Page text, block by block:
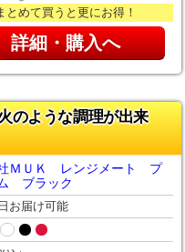
とめて買うと更にお得！
詳細・購入へ
のような調理が出来
ＭＵＫ レンジメート プ
ブラック
お届け可能